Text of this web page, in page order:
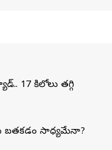
17 కిలోలు తగ్గి
బతకడం సాధ్యమేనా?